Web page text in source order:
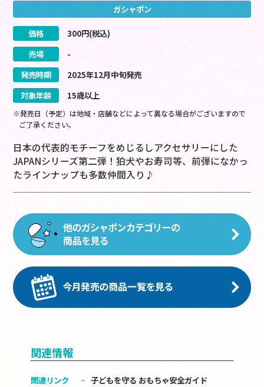
ガシャポン
価格 300円(税込)
売場
-
発売時期
2025年12月中旬発売
対象年齢
15歳以上
※発売日（予定）は地域・店舗などによって異なる場合がございますので
ご了承ください。
日本の代表的モチーフをめじるしアクセサリーにした
JAPANシリーズ第二弾！狛犬やお寿司等、前弾になかっ
たラインナップも多数仲間入り♪
関連情報
関連リンク 子どもを守る おもちゃ安全ガイド